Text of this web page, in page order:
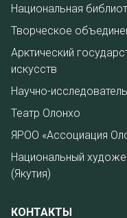
Национальная
Творческое
Арктический
искусств
Научно-
Театр Олонхо
ЯРОО «Ассоциация
Национальный
(Якутия)
КОНТАКТЫ